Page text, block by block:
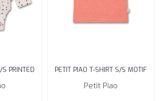
PRINTED
PETIT PIAO T-SHIRT S/S MOTIF
SEA SHELL ...
Petit Piao